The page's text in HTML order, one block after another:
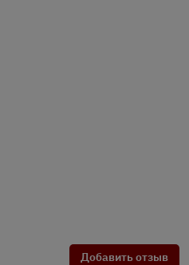
Добавить отзыв